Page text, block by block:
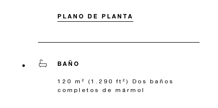
PLANO DE PLANTA
BAÑO
120 m² (1.290 ft²) Dos baños
completos de mármol